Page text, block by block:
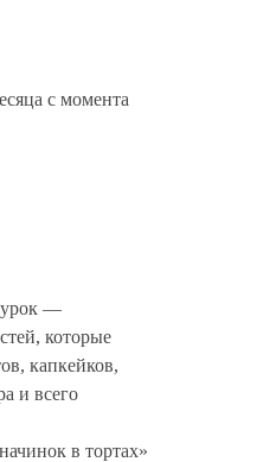
с момента
урок —
которые
капкейков,
и всего
в тортах»